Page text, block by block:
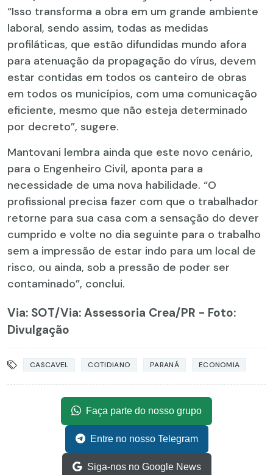
“Isso transforma a obra em um grande ambiente
laboral, sendo assim, todas as medidas
profiláticas, que estão difundidas mundo afora
para atenuação da propagação do vírus, devem
estar contidas em todos os canteiro de obras
em todos os municípios, com uma comunicação
eficiente, mesmo que não esteja determinado
por decreto”, sugere.
Mantovani lembra ainda que este novo cenário,
para o Engenheiro Civil, aponta para a
necessidade de uma nova habilidade. “O
profissional precisa fazer com que o trabalhador
retorne para sua casa com a sensação do dever
cumprido e volte no dia seguinte para o trabalho
sem a impressão de estar indo para um local de
risco, ou ainda, sob a pressão de poder ser
contaminado”, conclui.
Via: SOT/Via: Assessoria Crea/PR - Foto:
Divulgação
CASCAVEL COTIDIANO PARANÁ ECONOMIA
Faça parte do nosso grupo
Entre no nosso Telegram
Siga-nos no Google News